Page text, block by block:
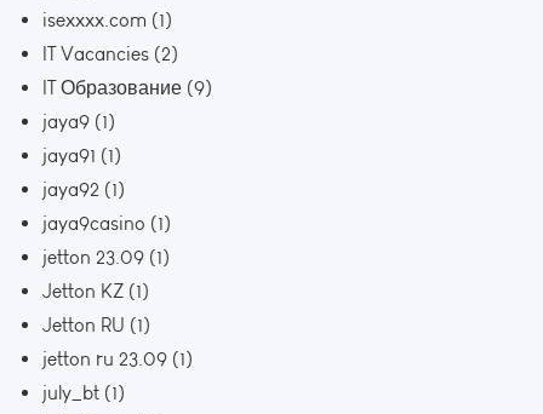
isexxxx.com (1)
IT Vacancies (2)
IT Образование (9)
jaya9 (1)
jaya91 (1)
jaya92 (1)
jaya9casino (1)
jetton 23.09 (1)
Jetton KZ (1)
Jetton RU (1)
jetton ru 23.09 (1)
july_bt (1)